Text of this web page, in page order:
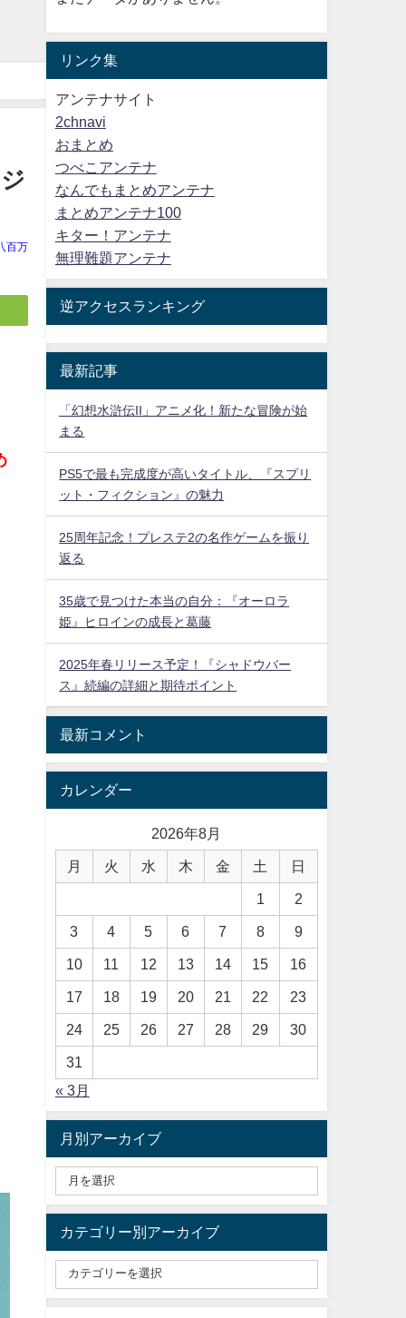
百万
リンク集
アンテナサイト
2chnavi
おまとめ
つべこアンテナ
なんでもまとめアンテナ
まとめアンテナ100
キター！アンテナ
無理難題アンテナ
逆アクセスランキング
最新記事
「幻想水滸伝II」アニメ化！新たな冒険が始
まる
PS5で最も完成度が高いタイトル、『スプリ
ット・フィクション』の魅力
25周年記念！プレステ2の名作ゲームを振り
返る
35歳で見つけた本当の自分：『オーロラ
姫』ヒロインの成長と葛藤
2025年春リリース予定！『シャドウバー
ス』続編の詳細と期待ポイント
最新コメント
カレンダー
2026年8月
月 火 水 木 金 土 日
1 2
3 4 5 6 7 8 9
10 11 12 13 14 15 16
17 18 19 20 21 22 23
24 25 26 27 28 29 30
31
« 3月
月別アーカイブ
カテゴリー別アーカイブ